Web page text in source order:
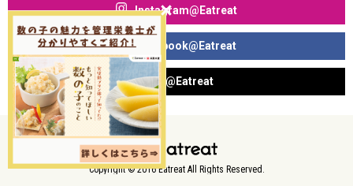
Instagram@Eatreat
Facebook@Eatreat
X@Eatreat
Copyright © 2016 Eatreat All Rights Reserved.